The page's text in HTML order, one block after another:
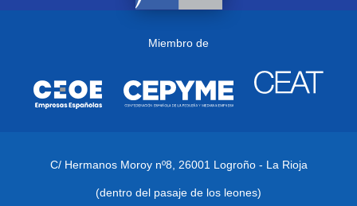
Miembro de
C/ Hermanos Moroy nº8, 26001 Logroño - La Rioja
(dentro del pasaje de los leones)